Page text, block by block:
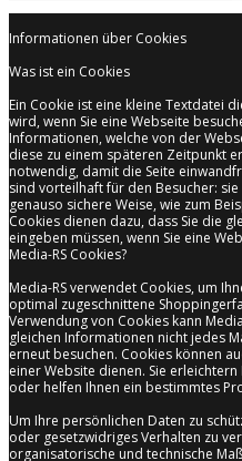
Informationen über Cookies
Was ist ein Cookies
Ein Cookie ist eine kleine Textdatei
wird, wenn Sie eine Webseite
Informationen, welche von der
diese zu einem späteren Zeitpunkt
notwendig, damit die Seite
sind vorteilhaft für den Besucher:
genauso sichere Weise, wie zum
Cookies dienen dazu, dass Sie die
eingeben müssen, wenn Sie eine
Media-RS Cookies?
Media-RS verwendet Cookies, um
optimal zugeschnittene
Verwendung von Cookies kann
gleichen Informationen nicht jedes
erneut besuchen. Cookies können
einer Website dienen. Sie
oder helfen Ihnen ein bestimmtes
Um Ihre persönlichen Daten zu
oder gesetzwidriges Verhalten zu
organisatorische und technische